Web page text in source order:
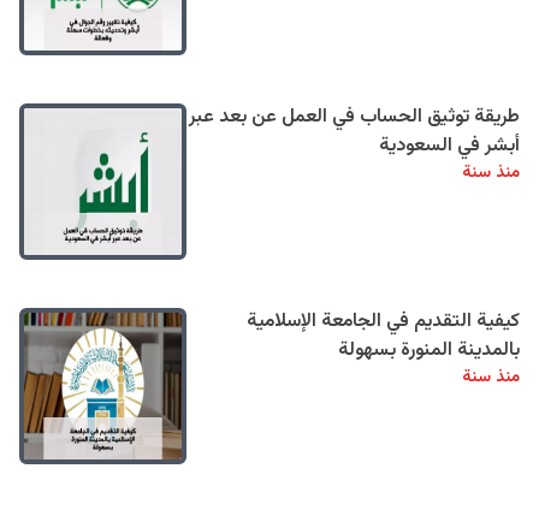
طريقة توثيق الحساب في العمل عن بعد عبر
أبشر في السعودية
منذ سنة
كيفية التقديم في الجامعة الإسلامية
بالمدينة المنورة بسهولة
منذ سنة